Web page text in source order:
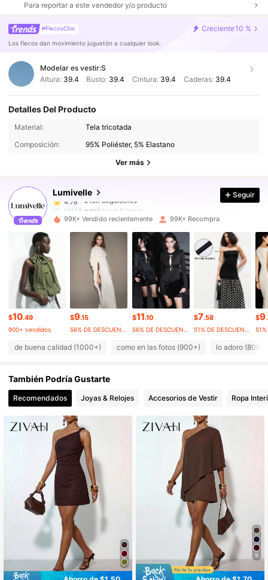
Para reportar a este vendedor y/o producto
#FlecosChic Creciente10 %
Los flecos dan movimiento juguetón a cualquier look.
Modelar es vestir:S
Altura: 39.4 Busto: 39.4 Cintura: 39.4 Caderas: 39.4
Detalles Del Producto
Material:
Tela tricotada
Composición:
95% Poliéster, 5% Elastano
Ver más
Lumivelle
213K Seguidores
4.78
213K Seguidores
c***8
pagóHace 6 horas
4.78 213K Seguidores
213K Seguidores
4.78 213K Seguidores
4.78 213K Seguidores
4.78 213K Seguidores
4.78 213K Seguidores
4.78 213K Seguidores
213K Seguidores
Seguir
99K+ Vendido recientemente 99K+ Recompra
$10.49
900+ vendidos
$9.15
56% DE DESCUENTO
$11.10
56% DE DESCUENTO
$7.58
51% DE DESCUENTO
$9
de buena calidad (1000+) como en las fotos (900+) lo adoro (800+)
También Podría Gustarte
Recomendados Joyas & Relojes Accesorios de Vestir Ropa
9